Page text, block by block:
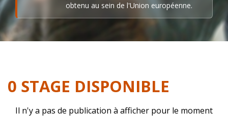
obtenu au sein de l'Union européenne.
0 STAGE DISPONIBLE
Il n'y a pas de publication à afficher pour le moment